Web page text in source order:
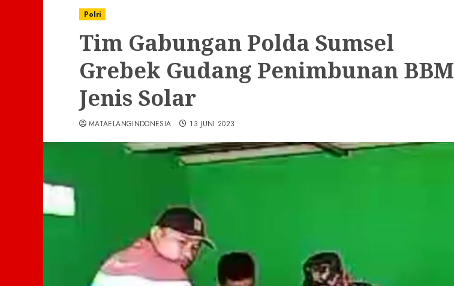
Polri
Tim Gabungan Polda Sumsel
Grebek Gudang Penimbunan BBM
Jenis Solar
MATAELANGINDONESIA 13 JUNI 2023